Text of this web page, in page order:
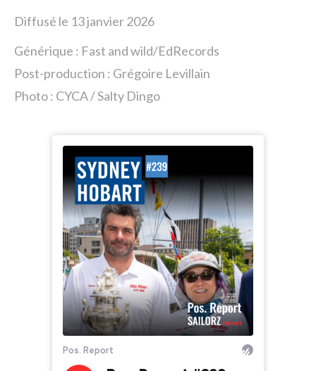
Diffusé le 13 janvier 2026
Générique : Fast and wild/EdRecords
Post-production : Grégoire Levillain
Photo : CYCA / Salty Dingo